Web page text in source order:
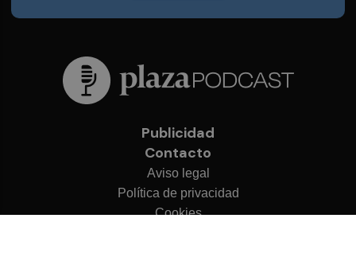
Publicidad
Contacto
Aviso legal
Política de privacidad
Cookies